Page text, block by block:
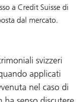
a Credit Suisse di
dal mercato.
svizzeri
applicati
nel caso di